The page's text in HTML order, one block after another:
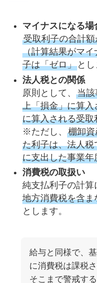
マイナスになる場
受取利子の合計
（計算結果がマ
子は「ゼロ」とし
法人税との関係
原則として、 当該
上「損金」に算
に算入される受取
※ただし、 棚卸
た利子は、法人
に支出した事業
消費税の取扱い
純支払利子の計算
地方消費税を含
とします。
給与と同様で、
に消費税は課税
そこまで警戒す